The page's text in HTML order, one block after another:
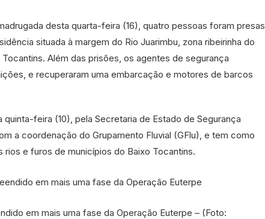
desta quarta-feira (16), quatro pessoas foram presas
situada à margem do Rio Juarimbu, zona ribeirinha do
Além das prisões, os agentes de segurança
e recuperaram uma embarcação e motores de barcos
feira (10), pela Secretaria de Estado de Segurança
a coordenação do Grupamento Fluvial (GFlu), e tem como
e furos de municípios do Baixo Tocantins.
em mais uma fase da Operação Euterpe – (Foto: